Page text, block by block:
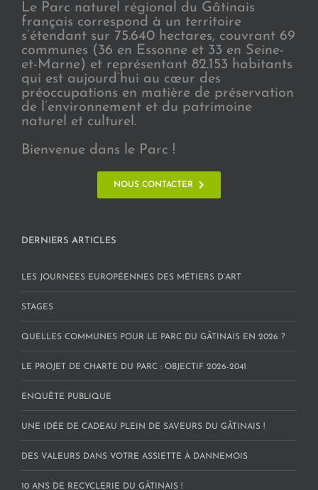
Le Parc naturel régional du Gâtinais
français correspond à un territoire
s’étendant sur 75.640 hectares, couvrant 69
communes (36 en Essonne et 33 en Seine-
et-Marne) et représentant 82.153 habitants
qui est aujourd’hui au cœur des
préoccupations en matière de préservation
de l’environnement et du patrimoine
naturel et culturel.
Bienvenue dans le Parc !
NOUS CONTACTER
DERNIERS ARTICLES
LES JOURNÉES EUROPÉENNES DES MÉTIERS D’ART
STAGES
QUELLES COMMUNES POUR LE PARC DU GÂTINAIS EN 2026 ?
LE PROJET DE CHARTE DU PARC : OBJECTIF 2026-2041
ENQUÊTE PUBLIQUE
UNE IDÉE DE CADEAU PLEIN DE SAVEURS DU GÂTINAIS !
DES VALEURS DANS VOTRE ASSIETTE À DANNEMOIS
10 ANS DE RECYCLERIE DU GÂTINAIS !